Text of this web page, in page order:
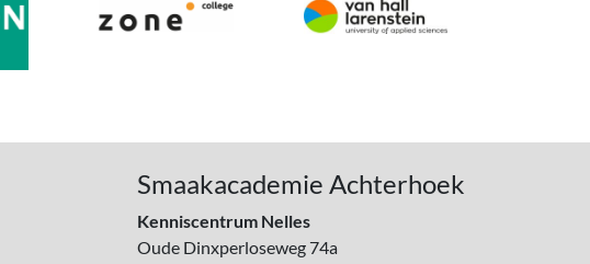
Smaakacademie Achterhoek
Kenniscentrum Nelles
Oude Dinxperloseweg 74a